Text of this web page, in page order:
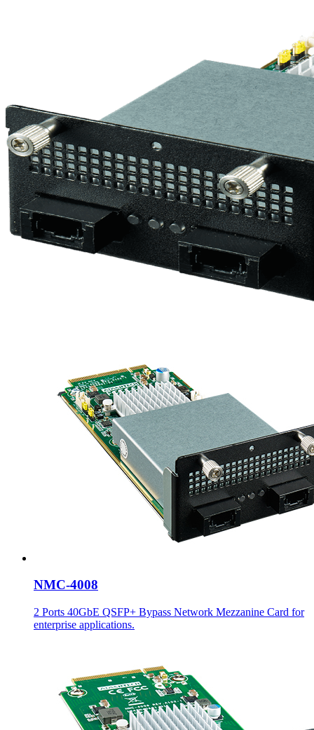
NMC-4008
2 Ports 40GbE QSFP+ Bypass Network Mezzanine Card for
enterprise applications.